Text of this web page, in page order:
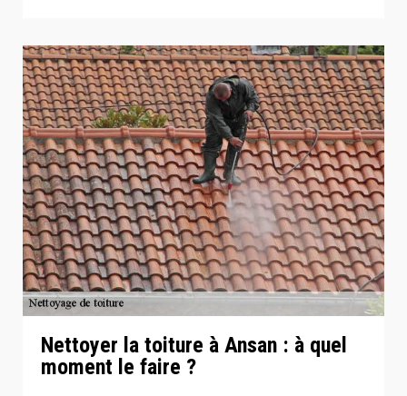
Nettoyer la toiture à Ansan : à quel
moment le faire ?